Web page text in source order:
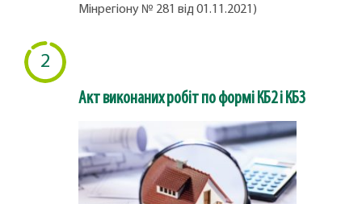
Мінрегіону № 281 від 01.11.2021)
2
Акт виконаних робіт по формі КБ2 і КБ3